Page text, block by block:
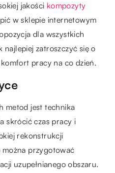
jakości kompozyty
w sklepie internetowym
dla wszystkich
najlepiej zatroszczyć się o
pracy na co dzień.
metod jest technika
skrócić czas pracy i
rekonstrukcji
przygotować
uzupełnianego obszaru.